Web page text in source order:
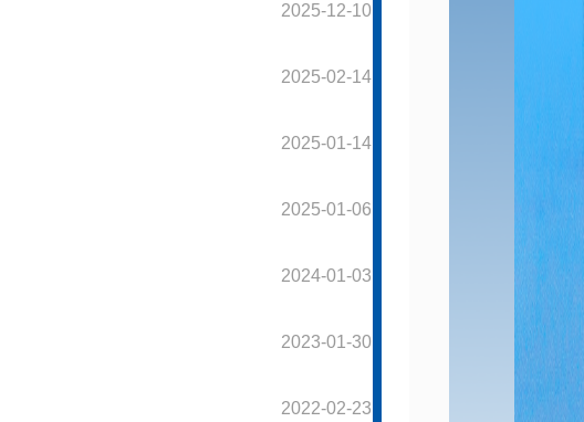
2025-12-10
2025-02-14
2025-01-14
2025-01-06
2024-01-03
2023-01-30
2022-02-23